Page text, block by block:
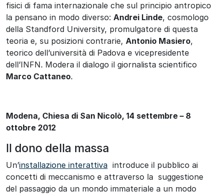
fisici di fama internazionale che sul principio antropico
la pensano in modo diverso: Andrei Linde, cosmologo
della Standford University, promulgatore di questa
teoria e, su posizioni contrarie, Antonio Masiero,
teorico dell’università di Padova e vicepresidente
dell’INFN. Modera il dialogo il giornalista scientifico
Marco Cattaneo.
Modena, Chiesa di San Nicolò, 14 settembre – 8
ottobre 2012
Il dono della massa
Un’installazione interattiva introduce il pubblico ai
concetti di meccanismo e attraverso la suggestione
del passaggio da un mondo immateriale a un modo